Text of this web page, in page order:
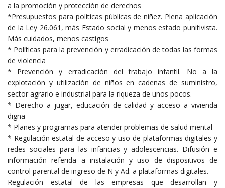
a la promoción y protección de derechos
*Presupuestos para políticas públicas de niñez. Plena aplicación
de la Ley 26.061, más Estado social y menos estado punitivista.
Más cuidados, menos castigos
* Políticas para la prevención y erradicación de todas las formas
de violencia
* Prevención y erradicación del trabajo infantil. No a la
explotación y utilización de niños en cadenas de suministro,
sector agrario e industrial para la riqueza de unos pocos.
* Derecho a jugar, educación de calidad y acceso a vivienda
digna
* Planes y programas para atender problemas de salud mental
* Regulación estatal de acceso y uso de plataformas digitales y
redes sociales para las infancias y adolescencias. Difusión e
información referida a instalación y uso de dispositivos de
control parental de ingreso de N y Ad. a plataformas digitales.
Regulación estatal de las empresas que desarrollan y